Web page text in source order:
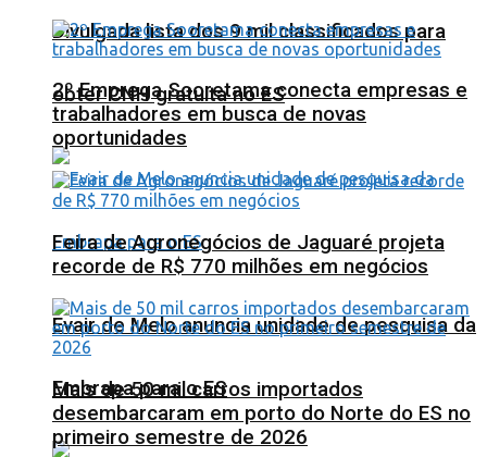
Divulgada lista dos 9 mil classificados para
obter CNH gratuita no ES
Evair de Melo anuncia unidade de pesquisa da
Embrapa para o ES
2º Emprega Sooretama conecta empresas e
trabalhadores em busca de novas
oportunidades
Feira de Agronegócios de Jaguaré projeta
recorde de R$ 770 milhões em negócios
Mais de 50 mil carros importados
desembarcaram em porto do Norte do ES no
primeiro semestre de 2026